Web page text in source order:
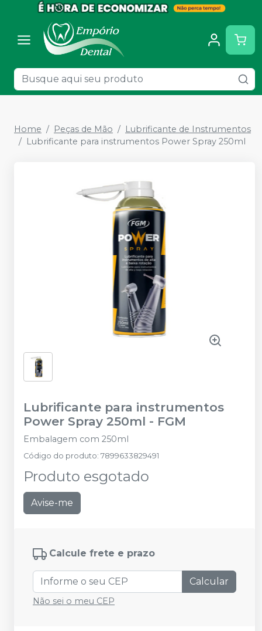
Home Peças de Mão
Lubrificante de Instrumentos
Lubrificante para instrumentos Power Spray 250ml
Lubrificante para instrumentos
Power Spray 250ml - FGM
Embalagem com 250ml
Código do produto: 7899633829491
Produto esgotado
Avise-me
Calcule frete e prazo
Calcular
Não sei o meu CEP